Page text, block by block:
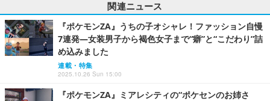
関連ニュース
『ポケモンZA』うちの子オシャレ！ファッション自慢
7連発―女装男子から褐色女子まで“癖”と“こだわり”詰
め込みました
連載・特集
2025.10.26 Sun 15:00
『ポケモンZA』ミアレシティの“ポケセンのお姉さ